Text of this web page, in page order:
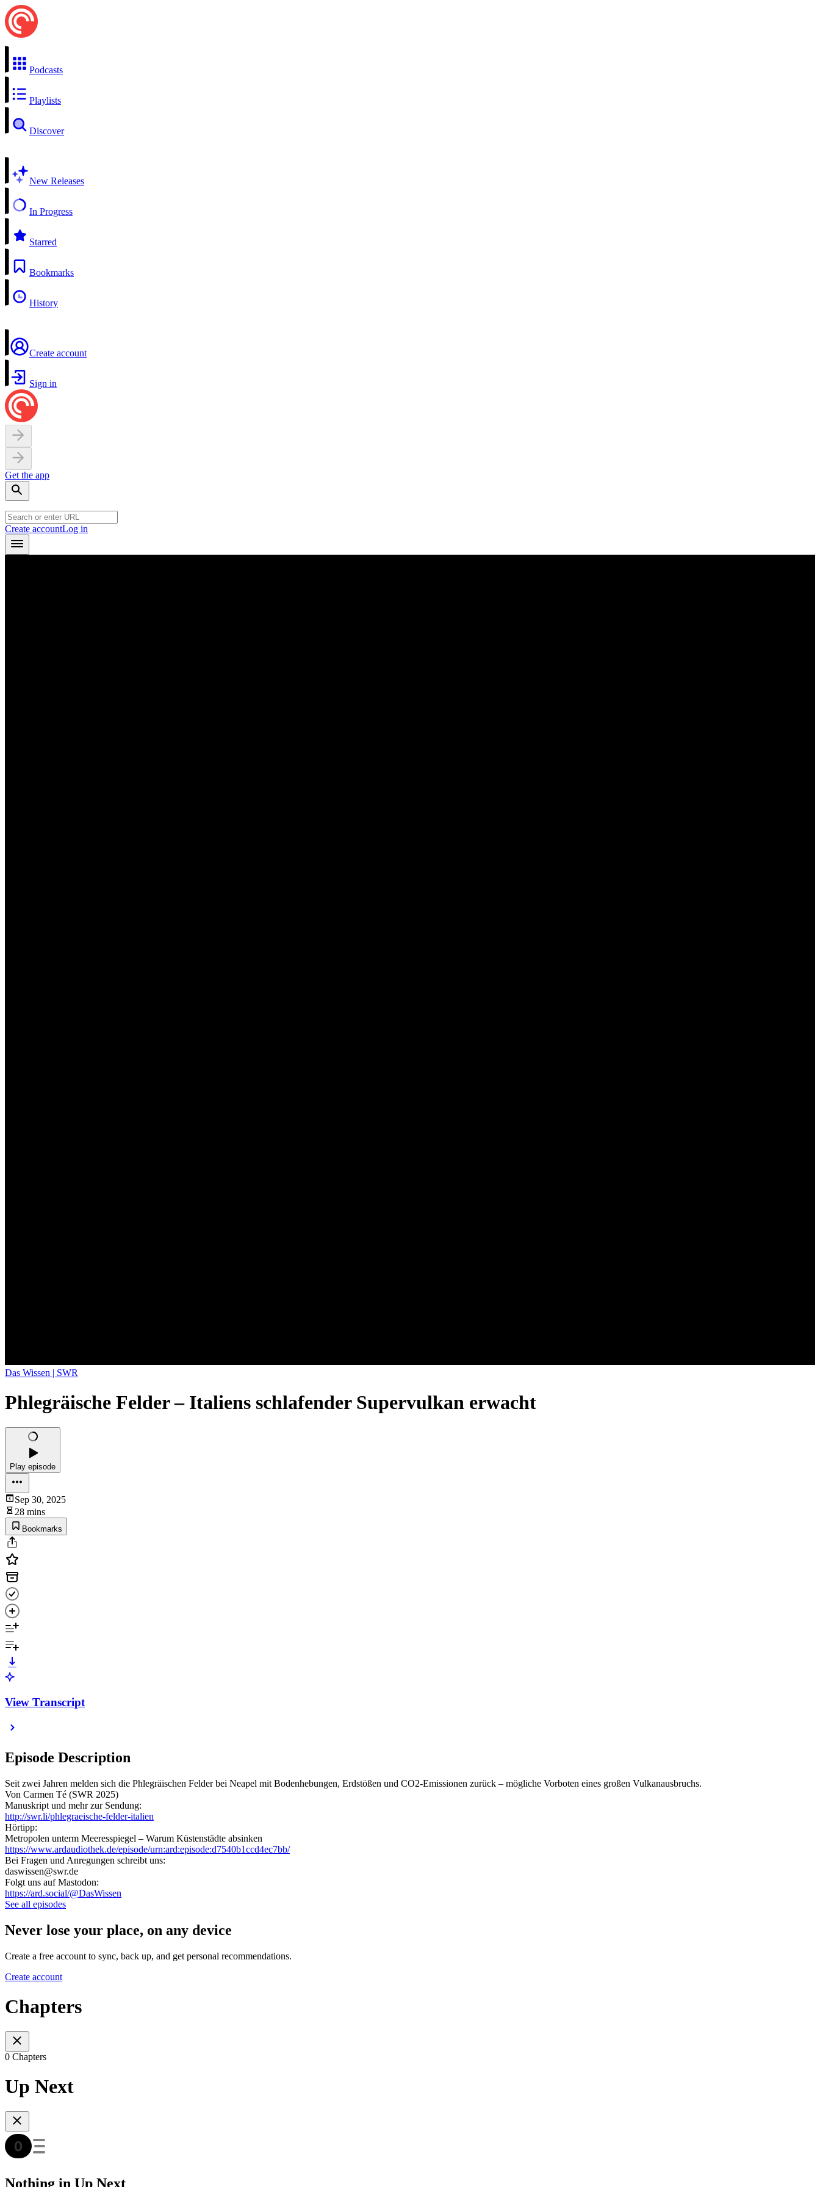
Podcasts
Playlists
Discover
New Releases
In Progress
Starred
Bookmarks
History
Create account
Sign in
Get the app
Create accountLog in
Das Wissen | SWR
Phlegräische Felder – Italiens schlafender Supervulkan erwacht
Play episode
Sep 30, 2025
28 mins
Bookmarks
View Transcript
Episode Description
Seit zwei Jahren melden sich die Phlegräischen Felder bei Neapel mit Bodenhebungen, Erdstößen und CO2-Emissionen zurück – mögliche Vorboten eines großen Vulkanausbruchs.
Von Carmen Té (SWR 2025)
Manuskript und mehr zur Sendung:
http://swr.li/phlegraeische-felder-italien
Hörtipp:
Metropolen unterm Meeresspiegel – Warum Küstenstädte absinken
https://www.ardaudiothek.de/episode/urn:ard:episode:d7540b1ccd4ec7bb/
Bei Fragen und Anregungen schreibt uns:
daswissen@swr.de
Folgt uns auf Mastodon:
https://ard.social/@DasWissen
See all episodes
Never lose your place, on any device
Create a free account to sync, back up, and get personal recommendations.
Create account
Chapters
0 Chapters
Up Next
Nothing in Up Next